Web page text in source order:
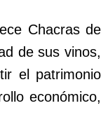
Chacras de
de sus vinos,
el patrimonio
económico,